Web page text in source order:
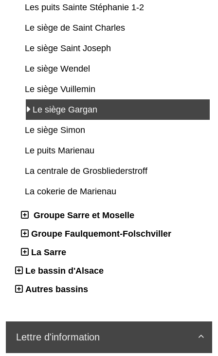
Les puits Sainte Stéphanie 1-2
Le siège de Saint Charles
Le siège Saint Joseph
Le siège Wendel
Le siège Vuillemin
Le siège Gargan
Le siège Simon
Le puits Marienau
La centrale de Grosbliederstroff
La cokerie de Marienau
Groupe Sarre et Moselle
Groupe Faulquemont-Folschviller
La Sarre
Le bassin d'Alsace
Autres bassins

Lettre d'information